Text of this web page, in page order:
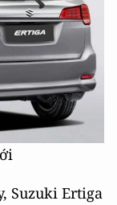
Suzuki Ertiga